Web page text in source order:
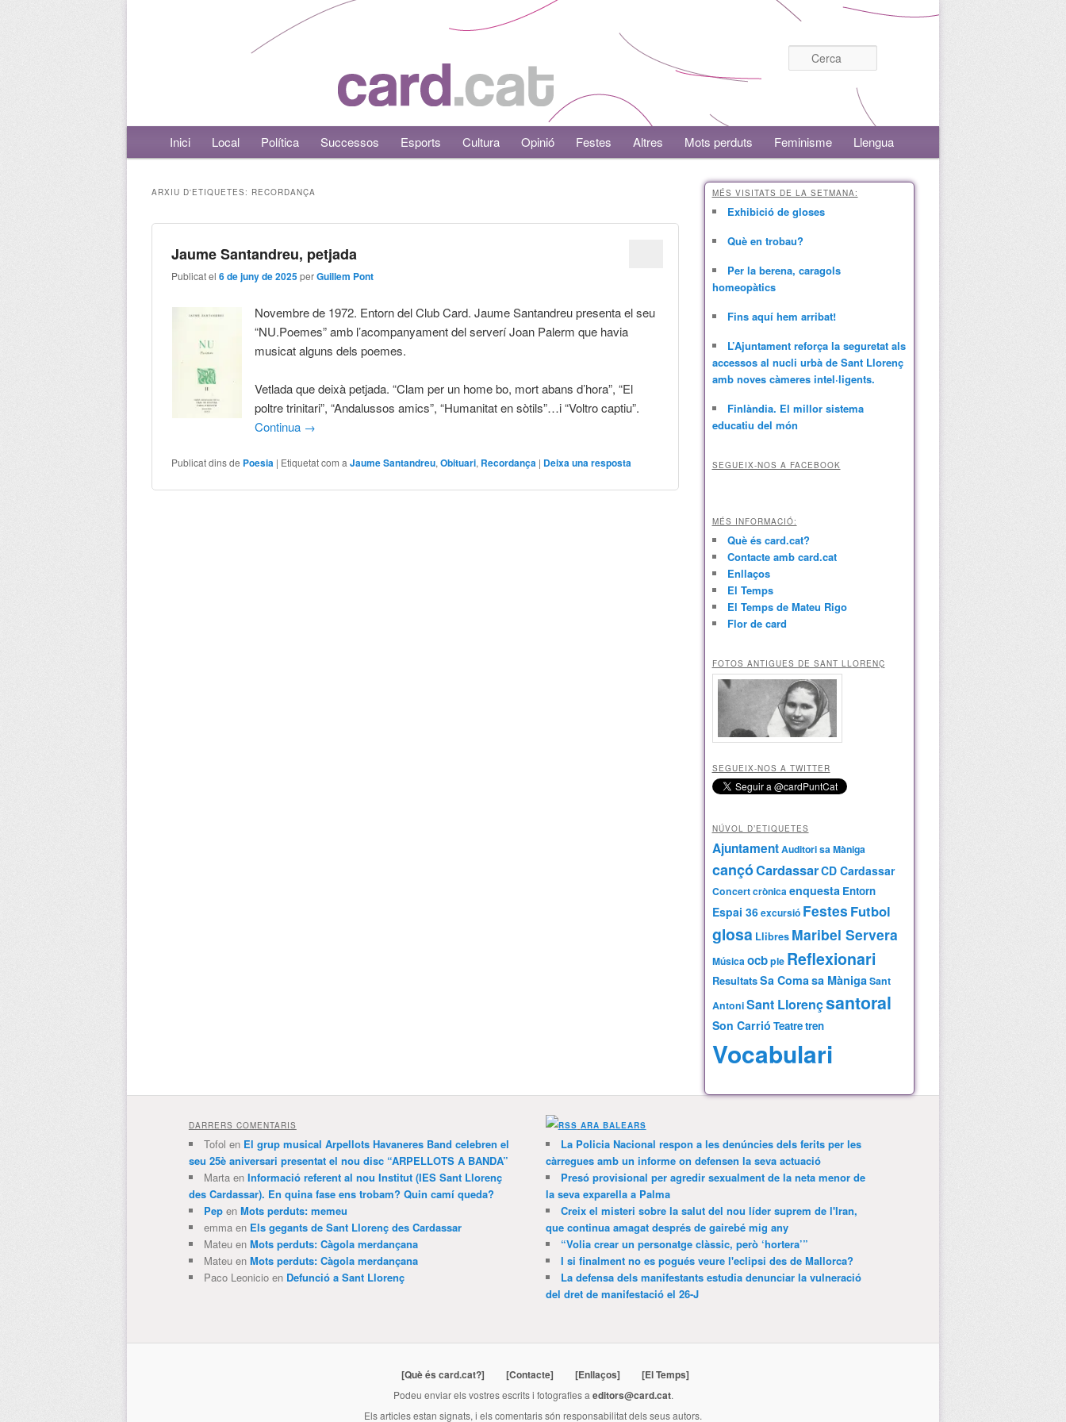
Menú principalAneu al contingut principal
Aneu al contingut secundari
Inici Local Política Successos Esports Cultura Opinió Festes Altres Mots perduts Feminisme Llengua
ARXIU D'ETIQUETES: RECORDANÇA
Jaume Santandreu, petjada
Publicat el6 de juny de 2025perGuillem Pont
Novembre de 1972. Entorn del Club Card. Jaume Santandreu presenta el seu
“NU.Poemes” amb l’acompanyament del serverí Joan Palerm que havia
musicat alguns dels poemes.
Vetlada que deixà petjada. “Clam per un home bo, mort abans d’hora”, “El
poltre trinitari”, “Andalussos amics”, “Humanitat en sòtils”…i “Voltro captiu”.
Continua →
Publicat dins de Poesia | Etiquetat com a Jaume Santandreu,Obituari, Recordança | Deixa una resposta
MÉS VISITATS DE LA SETMANA:
Exhibició de gloses
Què en trobau?
Per la berena, caragols
homeopàtics
Fins aquí hem arribat!
L’Ajuntament reforça la seguretat als
accessos al nucli urbà de Sant Llorenç
amb noves càmeres intel·ligents.
Finlàndia. El millor sistema
educatiu del món
SEGUEIX-NOS A FACEBOOK
MÉS INFORMACIÓ:
Què és card.cat?
Contacte amb card.cat
Enllaços
El Temps
El Temps de Mateu Rigo
Flor de card
FOTOS ANTIGUES DE SANT LLORENÇ
SEGUEIX-NOS A TWITTER
NÚVOL D’ETIQUETES
AjuntamentAuditori sa Màniga
cançóCardassarCD Cardassar
Concertcrònicaenquesta Entorn
Espai 36excursió Festes Futbol
glosa Llibres Maribel Servera
Músicaocbple Reflexionari
ResultatsSa Comasa MànigaSant
AntoniSant Llorençsantoral
Son Carrió Teatretren
Vocabulari
DARRERS COMENTARIS
Tofol en El grup musical Arpellots Havaneres Band celebren el
seu 25è aniversari presentat el nou disc “ARPELLOTS A BANDA”
Martaen Informació referent al nou Institut (IES Sant Llorenç
des Cardassar). En quina fase ens trobam? Quin camí queda?
Pepen Mots perduts: memeu
emmaen Els gegants de Sant Llorenç des Cardassar
Mateuen Mots perduts: Càgola merdançana
Mateuen Mots perduts: Càgola merdançana
Paco Leonicioen Defunció a Sant Llorenç
ARA BALEARS
La Policia Nacional respon a les denúncies dels ferits per les
càrregues amb un informe on defensen la seva actuació
Presó provisional per agredir sexualment de la neta menor de
la seva exparella a Palma
Creix el misteri sobre la salut del nou líder suprem de l'Iran,
que continua amagat després de gairebé mig any
“Volia crear un personatge clàssic, però ‘hortera’”
I si finalment no es pogués veure l'eclipsi des de Mallorca?
La defensa dels manifestants estudia denunciar la vulneració
del dret de manifestació el 26-J
[Què és card.cat?] [Contacte] [Enllaços] [El Temps]
Podeu enviar els vostres escrits i fotografies a editors@card.cat.
Els articles estan signats, i els comentaris són responsabilitat dels seus autors.